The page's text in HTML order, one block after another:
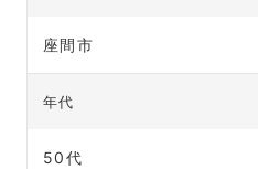
座間市
年代
50代